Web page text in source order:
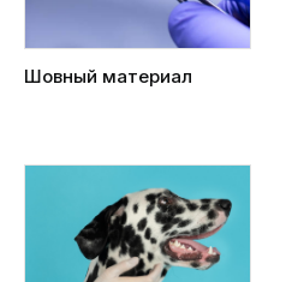
Шовный материал